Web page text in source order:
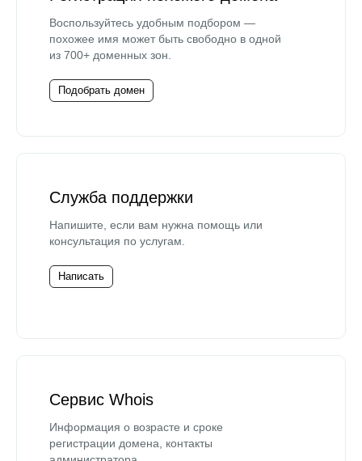
Воспользуйтесь удобным подбором —
похожее имя может быть свободно в одной
из 700+ доменных зон.
Подобрать домен
Служба поддержки
Напишите, если вам нужна помощь или
консультация по услугам.
Написать
Сервис Whois
Информация о возрасте и сроке
регистрации домена, контакты